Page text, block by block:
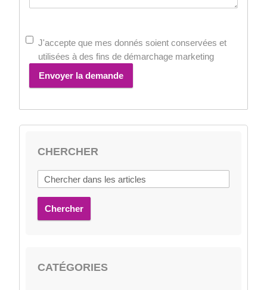
J'accepte que mes donnés soient conservées et
utilisées à des fins de démarchage marketing
Envoyer la demande
CHERCHER
Chercher
CATÉGORIES